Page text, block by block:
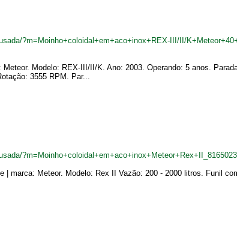
?m=Moinho+coloidal+em+aco+inox+REX-III/II/
Modelo: REX-III/II/K. Ano: 2003. Operando: 5 anos.
3555 RPM. Par...
?m=Moinho+coloidal+em+aco+inox+Meteor+Rex+II_8165023
| marca: Meteor. Modelo: Rex II Vazão: 200 - 2000 litros. Funil